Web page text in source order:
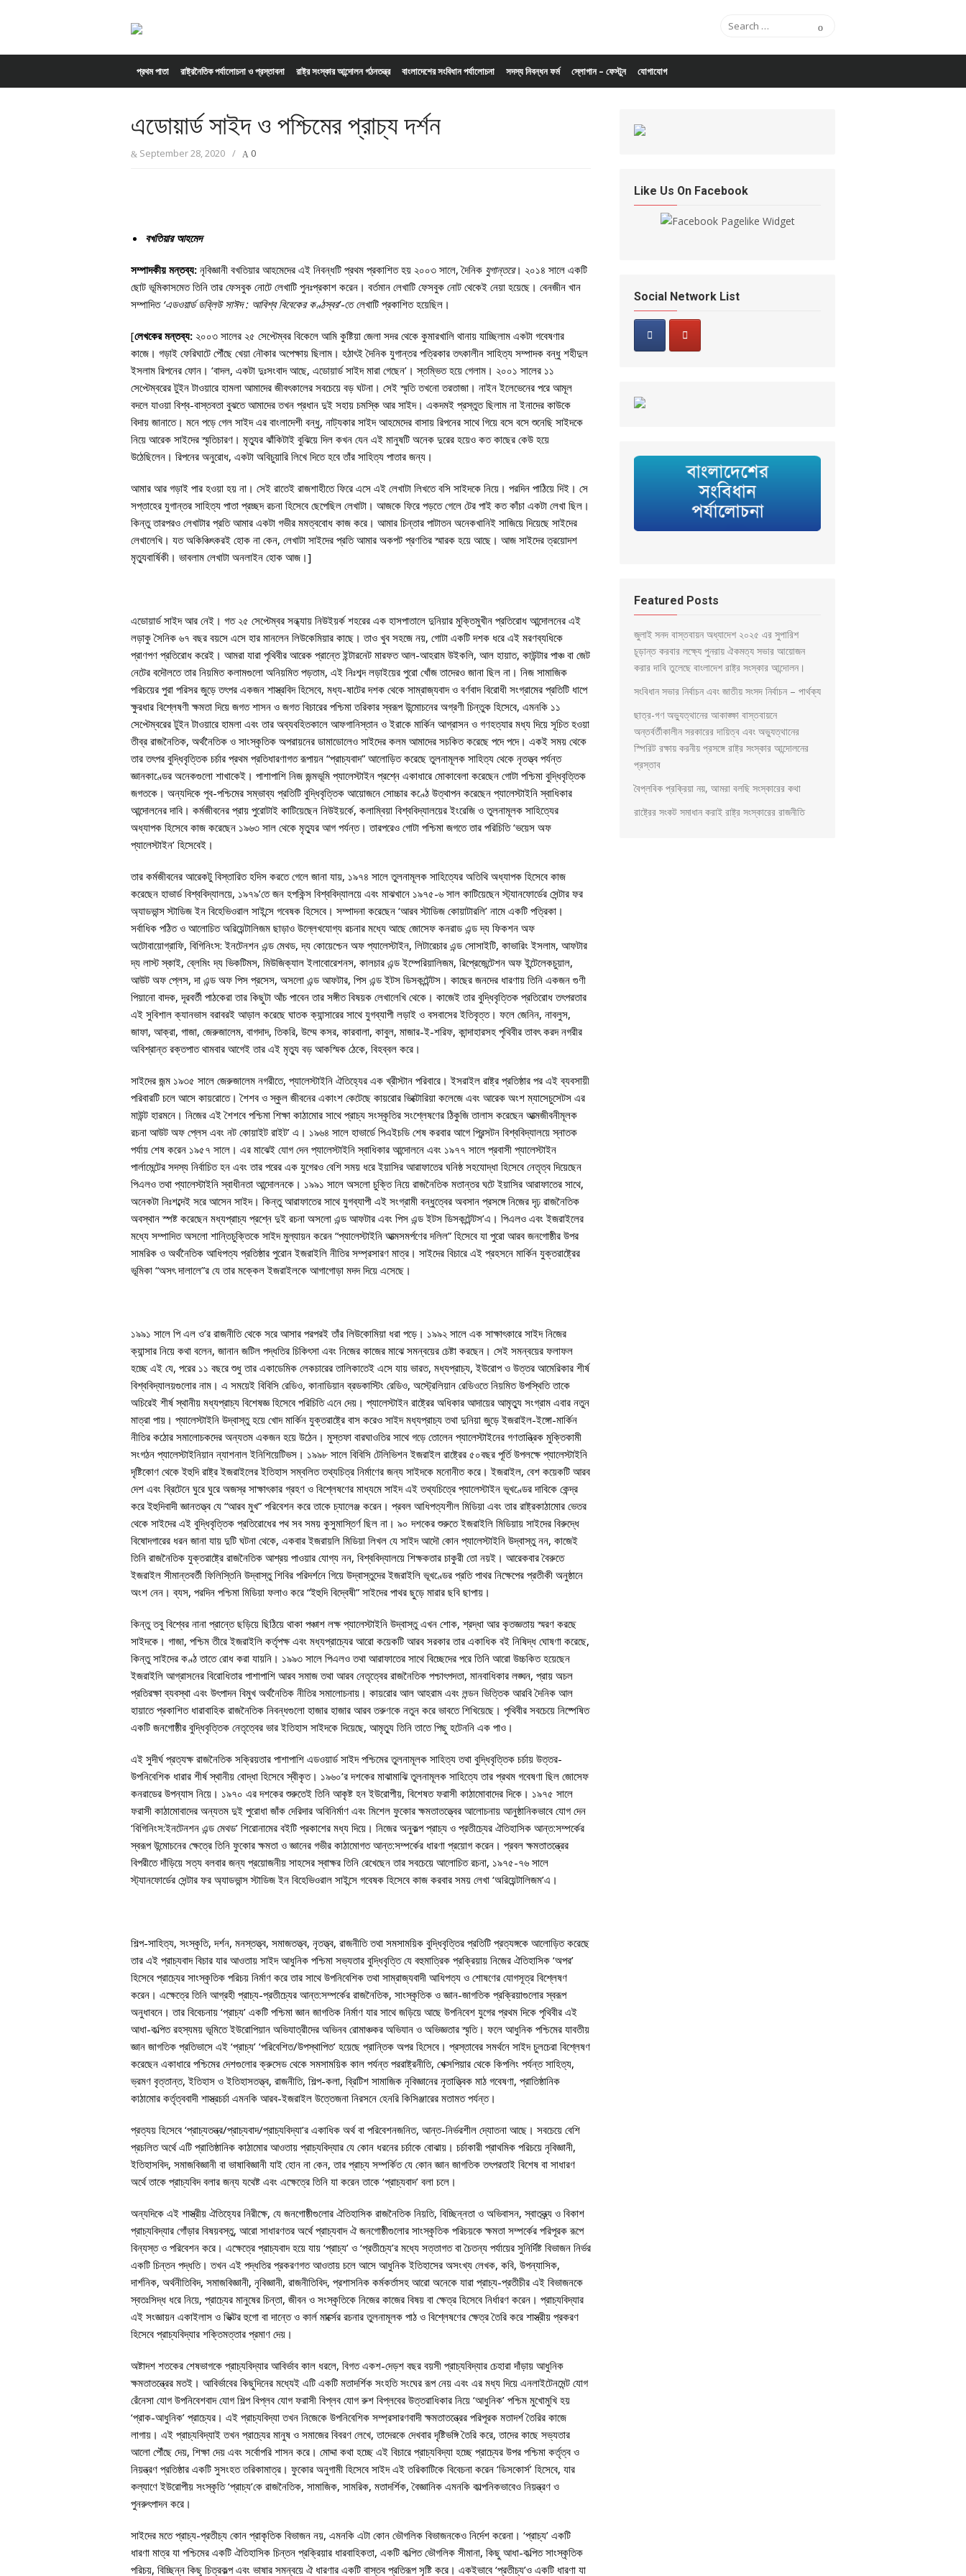
Search for:
প্রথম পাতা রাষ্ট্রনৈতিক পর্যালোচনা ও প্রস্তাবনা রাষ্ট্র সংস্কার আন্দোলন গঠনতন্ত্র বাংলাদেশের সংবিধান পর্যালোচনা সদস্য নিবন্ধন ফর্ম স্লোগান – ফেস্টুন যোগাযোগ
এডোয়ার্ড সাইদ ও পশ্চিমের প্রাচ্য দর্শন
September 28, 2020 / 0
বখতিয়ার আহমেদ
সম্পাদকীয় মন্তব্য: নৃবিজ্ঞানী বখতিয়ার আহমেদের এই নিবন্ধটি প্রথম প্রকাশিত হয় ২০০৩ সালে, দৈনিক যুগান্তরে। ২০১৪ সালে একটি
ছোট ভূমিকাসমেত তিনি তার ফেসবুক নোটে লেখাটি পুনঃপ্রকাশ করেন। বর্তমান লেখাটি ফেসবুক নোট থেকেই নেয়া হয়েছে। বেনজীন খান
সম্পাদিত ‘এডওয়ার্ড ডব্লিউ সাঈদ : আবিশ্ব বিবেকের কণ্ঠস্বর’-তে লেখাটি প্রকাশিত হয়েছিল।
[লেখকের মন্তব্য: ২০০৩ সালের ২৫ সেপ্টেম্বর বিকেলে আমি কুষ্টিয়া জেলা সদর থেকে কুমারখালি থানায় যাচ্ছিলাম একটা গবেষণার
কাজে। গড়াই ফেরিঘাটে পৌঁছে খেয়া নৌকার অপেক্ষায় ছিলাম। হঠাৎই দৈনিক যুগান্তর পত্রিকার তৎকালীন সাহিত্য সম্পাদক বন্ধু শহীদুল
ইসলাম রিপনের ফোন। ‘বাদল, একটা দুঃসংবাদ আছে, এডোয়ার্ড সাইদ মারা গেছেন’। স্তম্ভিত হয়ে গেলাম। ২০০১ সালের ১১
সেপ্টেম্বরের টুইন টাওয়ারে হামলা আমাদের জীবৎকালের সবচেয়ে বড় ঘটনা। সেই স্মৃতি তখনো তরতাজা। নাইন ইলেভেনের পরে আমূল
বদলে যাওয়া বিশ্ব-বাস্তবতা বুঝতে আমাদের তখন প্রধান দুই সহায় চমস্কি আর সাইদ। একদমই প্রস্তুত ছিলাম না ইনাদের কাউকে
বিদায় জানাতে। মনে পড়ে গেল সাইদ এর বাংলাদেশী বন্ধু, নাট্যকার সাইদ আহমেদের বাসায় রিপনের সাথে গিয়ে বসে বসে শুনেছি সাইদকে
নিয়ে আরেক সাইদের স্মৃতিচারণ। মৃত্যুর ঝাঁকিটাই বুঝিয়ে দিল কখন যেন এই মানুষটি অনেক দুরের হয়েও কত কাছের কেউ হয়ে
উঠেছিলেন। রিপনের অনুরোধ, একটা অবিচুয়ারি লিখে দিতে হবে তাঁর সাহিত্য পাতার জন্য।
আমার আর গড়াই পার হওয়া হয় না। সেই রাতেই রাজশাহীতে ফিরে এসে এই লেখাটা লিখতে বসি সাইদকে নিয়ে। পরদিন পাঠিয়ে দিই। সে
সপ্তাহের যুগান্তর সাহিত্য পাতা প্রচ্ছদ রচনা হিসেবে ছেপেছিল লেখাটা। আজকে ফিরে পড়তে গেলে টের পাই কত কাঁচা একটা লেখা ছিল।
কিন্তু তারপরও লেখাটার প্রতি আমার একটা গভীর মমত্ববোধ কাজ করে। আমার চিন্তার পাটাতন অনেকখানিই সাজিয়ে দিয়েছে সাইদের
লেখালেখি। যত অকিঞ্চিৎকরই হোক না কেন, লেখাটা সাইদের প্রতি আমার অকপট প্রণতির স্মারক হয়ে আছে। আজ সাইদের ত্রয়োদশ
মৃত্যুবার্ষিকী। ভাবলাম লেখাটা অনলাইন হোক আজ।]
এডোয়ার্ড সাইদ আর নেই। গত ২৫ সেপ্টেম্বর সন্ধ্যায় নিউইয়র্ক শহরের এক হাসপাতালে দুনিয়ার মুক্তিমুখীন প্রতিরোধ আন্দোলনের এই
লড়াকু সৈনিক ৬৭ বছর বয়সে এসে হার মানলেন লিউকেমিয়ার কাছে। তাও খুব সহজে নয়, গোটা একটি দশক ধরে এই মরণব্যধিকে
প্রাণপণ প্রতিরোধ করেই। আমরা যারা পৃথিবীর আরেক প্রান্তে ইন্টারনেট মারফত আল-আহরাম উইকলি, আল হায়াত, কাউন্টার পাঞ্চ বা জেট
নেটের বদৌলতে তার নিয়মিত কলামগুলো অনিয়মিত পড়তাম, এই নিঃশব্দ লড়াইয়ের পুরো খোঁজ তাদেরও জানা ছিল না। নিজ সামাজিক
পরিচয়ের পুরা পরিসর জুড়ে তৎপর একজন শাস্ত্রবিদ হিসেবে, মধ্য-ষাটের দশক থেকে সাম্রাজ্যবাদ ও বর্ণবাদ বিরোধী সংগ্রামের প্রতিটি ধাপে
ক্ষুরধার বিশ্লেষণী ক্ষমতা দিয়ে জগত শাসন ও জগত বিচারের পশ্চিমা তরিকার স্বরূপ উন্মোচনের অগ্রণী চিন্তুক হিসেবে, এমনকি ১১
সেপ্টেম্বরের টুইন টাওয়ারে হামলা এবং তার অব্যবহিতকালে আফগানিস্তান ও ইরাকে মার্কিন আগ্রাসন ও গণহত্যার মধ্য দিয়ে সূচিত হওয়া
তীব্র রাজনৈতিক, অর্থনৈতিক ও সাংস্কৃতিক অপরায়নের ডামাডোলেও সাইদের কলম আমাদের সচকিত করেছে পদে পদে। একই সময় থেকে
তার তৎপর বুদ্ধিবৃত্তিক চর্চার প্রথম প্রতিধারণাগত রূপায়ন “প্রাচ্যবাদ” আলোড়িত করেছে তুলনামূলক সাহিত্য থেকে নৃতত্ত্ব পর্যন্ত
জ্ঞানকাণ্ডের অনেকগুলো শাখাকেই। পাশাপাশি নিজ জন্মভূমি প্যালেস্টাইন প্রশ্নে একাধারে মোকাবেলা করেছেন গোটা পশ্চিমা বুদ্ধিবৃত্তিক
জগতকে। অন্যদিকে পূব-পশ্চিমের সম্ভাব্য প্রতিটি বুদ্ধিবৃত্তিক আয়োজনে সোচ্চার কণ্ঠে উত্থাপন করেছেন প্যালেস্টাইনি স্বাধিকার
আন্দোলনের দাবি। কর্মজীবনের প্রায় পুরোটাই কাটিয়েছেন নিউইয়র্কে, কলাম্বিয়া বিশ্ববিদ্যালয়ের ইংরেজি ও তুলনামূলক সাহিত্যের
অধ্যাপক হিসেবে কাজ করেছেন ১৯৬৩ সাল থেকে মৃত্যুর আগ পর্যন্ত। তারপরেও গোটা পশ্চিমা জগতে তার পরিচিতি ‘ভয়েস অফ
প্যালেস্টাইন’ হিসেবেই।
তার কর্মজীবনের আরেকটু বিস্তারিত হদিস করতে গেলে জানা যায়, ১৯৭৪ সালে তুলনামূলক সাহিত্যের অতিথি অধ্যাপক হিসেবে কাজ
করেছেন হাভার্ড বিশ্ববিদ্যালয়ে, ১৯৭৯’তে জন হপকিন্স বিশ্ববিদ্যালয়ে এবং মাঝখানে ১৯৭৫-৬ সাল কাটিয়েছেন স্ট্যানফোর্ডের সেন্টার ফর
অ্যাডভান্স স্টাডিজ ইন বিহেভিওরাল সাইন্সে গবেষক হিসেবে। সম্পাদনা করেছেন ‘আরব স্টাডিজ কোয়াটারলি’ নামে একটি পত্রিকা।
সর্বাধিক পঠিত ও আলোচিত অরিয়েন্টালিজম ছাড়াও উল্লেখযোগ্য রচনার মধ্যে আছে জোসেফ কনরাড এন্ড দ্য ফিকশন অফ
অটোবায়োগ্রাফি, বিগিনিংস: ইনটেনশন এন্ড মেথড, দ্য কোয়েশ্চেন অফ প্যালেস্টাইন, লিটারেচার এন্ড সোসাইটি, কাভারিং ইসলাম, আফটার
দ্য লাস্ট স্কাই, ব্লেমিং দ্য ভিকটিমস, মিউজিক্যাল ইলাবোরেশনস, কালচার এন্ড ইম্পেরিয়ালিজম, রিপ্রেজেন্টেশন অফ ইন্টেলেকচুয়াল,
আউট অফ প্লেস, দা এন্ড অফ পিস প্রসেস, অসলো এন্ড আফটার, পিস এন্ড ইটস ডিসকন্টেন্টস। কাছের জনদের ধারণায় তিনি একজন গুণী
পিয়ানো বাদক, দূরবর্তী পাঠকেরা তার কিছুটা আঁচ পাবেন তার সঙ্গীত বিষয়ক লেখালেখি থেকে। কাজেই তার বুদ্ধিবৃত্তিক প্রতিরোধ তৎপরতার
এই সুবিশাল ক্যানভাস বরাবরই আড়াল করেছে ঘাতক ক্যান্সারের সাথে যুগব্যাপী লড়াই ও বসবাসের ইতিবৃত্ত। ফলে জেনিন, নাবলুস,
জাফা, আক্রা, গাজা, জেরুজালেম, বাগদাদ, তিকরি, উম্মে কসর, কারবালা, কাবুল, মাজার-ই-শরিফ, কান্দাহারসহ পৃথিবীর তাবৎ করদ নগরীর
অবিশ্রান্ত রক্তপাত থামবার আগেই তার এই মৃত্যু বড় আকস্মিক ঠেকে, বিহব্বল করে।
সাইদের জন্ম ১৯৩৫ সালে জেরুজালেম নগরীতে, প্যালেস্টাইনি ঐতিহ্যের এক খ্রীস্টান পরিবারে। ইসরাইল রাষ্ট্র প্রতিষ্ঠার পর এই ব্যবসায়ী
পরিবারটি চলে আসে কায়রোতে। শৈশব ও স্কুল জীবনের একাংশ কেটেছে কায়রোর ভিক্টোরিয়া কলেজে এবং আরেক অংশ ম্যাসেচুসেটস এর
মাউন্ট হারমনে। নিজের এই শৈশবে পশ্চিমা শিক্ষা কাঠামোর সাথে প্রাচ্য সংস্কৃতির সংশ্লেষণের ঠিকুজি তালাস করেছেন আত্মজীবনীমূলক
রচনা আউট অফ প্লেস এবং নট কোয়াইট রাইট’ এ। ১৯৬৪ সালে হাভার্ডে পিএইচডি শেষ করবার আগে প্রিন্সটন বিশ্ববিদ্যালয়ে স্নাতক
পর্যায় শেষ করেন ১৯৫৭ সালে। এর মাঝেই যোগ দেন প্যালেস্টাইনি স্বাধিকার আন্দোলনে এবং ১৯৭৭ সালে প্রবাসী প্যালেস্টাইন
পার্লামেন্টের সদস্য নির্বাচিত হন এবং তার পরের এক যুগেরও বেশি সময় ধরে ইয়াসির আরাফাতের ঘনিষ্ঠ সহযোদ্ধা হিসেবে নেতৃত্ব দিয়েছেন
পিএলও তথা প্যালেস্টাইনি স্বাধীনতা আন্দোলনকে। ১৯৯১ সালে অসলো চুক্তি নিয়ে রাজনৈতিক মতান্তর ঘটে ইয়াসির আরাফাতের সাথে,
অনেকটা নিঃশব্দেই সরে আসেন সাইদ। কিন্তু আরাফাতের সাথে যুগব্যাপী এই সংগ্রামী বন্ধুত্বের অবসান প্রসঙ্গে নিজের দৃঢ় রাজনৈতিক
অবস্থান স্পষ্ট করেছেন মধ্যপ্রাচ্য প্রশ্নে দুই রচনা অসলো এন্ড আফটার এবং পিস এন্ড ইটস ডিসকন্টেন্টস’এ। পিএলও এবং ইজরাইলের
মধ্যে সম্পাদিত অসলো শান্তিচুক্তিকে সাইদ মুল্যায়ন করেন “প্যালেস্টাইনি আত্মসমর্পণের দলিল” হিসেবে যা পুরো আরব জনগোষ্ঠীর উপর
সামরিক ও অর্থনৈতিক আধিপত্য প্রতিষ্ঠার পুরোন ইজরাইলি নীতির সম্প্রসারণ মাত্র। সাইদের বিচারে এই প্রহসনে মার্কিন যুক্তরাষ্ট্রের
ভূমিকা “অসৎ দালালে”র যে তার মক্কেল ইজরাইলকে আগাগোড়া মদদ দিয়ে এসেছে।
১৯৯১ সালে পি এল ও’র রাজনীতি থেকে সরে আসার পরপরই তাঁর লিউকোমিয়া ধরা পড়ে। ১৯৯২ সালে এক সাক্ষাৎকারে সাইদ নিজের
ক্যান্সার নিয়ে কথা বলেন, জানান জটিল পদ্ধতির চিকিৎসা এবং নিজের কাজের মাঝে সমন্বয়ের চেষ্টা করছেন। সেই সমন্বয়ের ফলাফল
হচ্ছে এই যে, পরের ১১ বছরে শুধু তার একাডেমিক লেকচারের তালিকাতেই এসে যায় ভারত, মধ্যপ্রাচ্য, ইউরোপ ও উত্তর আমেরিকার শীর্ষ
বিশ্ববিদ্যালয়গুলোর নাম। এ সময়েই বিবিসি রেডিও, কানাডিয়ান ব্রডকাস্টিং রেডিও, অস্ট্রেলিয়ান রেডিওতে নিয়মিত উপস্থিতি তাকে
অচিরেই শীর্ষ স্থানীয় মধ্যপ্রাচ্য বিশেষজ্ঞ হিসেবে পরিচিতি এনে দেয়। প্যালেস্টাইন রাষ্ট্রের অধিকার আদায়ের আমৃত্যু সংগ্রাম এবার নতুন
মাত্রা পায়। প্যালেস্টাইনি উদ্বাস্তু হয়ে খোদ মার্কিন যুক্তরাষ্ট্রে বাস করেও সাইদ মধ্যপ্রাচ্য তথা দুনিয়া জুড়ে ইজরাইল-ইঙ্গো-মার্কিন
নীতির কঠোর সমালোচকদের অন্যতম একজন হয়ে উঠেন। মুস্তফা বারঘাওতির সাথে গড়ে তোলেন প্যালেস্টাইনের গণতান্ত্রিক মুক্তিকামী
সংগঠন প্যালেস্টাইনিয়ান ন্যাশনাল ইনিশিয়েটিভস। ১৯৯৮ সালে বিবিসি টেলিভিশন ইজরাইল রাষ্ট্রের ৫০বছর পূর্তি উপলক্ষে প্যালেস্টাইনি
দৃষ্টিকোণ থেকে ইহুদি রাষ্ট্র ইজরাইলের ইতিহাস সম্বলিত তথ্যচিত্র নির্মাণের জন্য সাইদকে মনোনীত করে। ইজরাইল, বেশ কয়েকটি আরব
দেশ এবং ব্রিটেনে ঘুরে ঘুরে অজস্র সাক্ষাৎকার গ্রহণ ও বিশ্লেষণের মাধ্যমে সাইদ এই তথ্যচিত্রে প্যালেস্টাইন ভূখণ্ডের দাবিকে কেন্দ্র
করে ইহুদিবাদী জ্ঞানতত্ত্ব যে “আরব মুখ” পরিবেশন করে তাকে চ্যালেঞ্জ করেন। প্রবল আধিপত্যশীল মিডিয়া এবং তার রাষ্ট্রকাঠামোর ভেতর
থেকে সাইদের এই বুদ্ধিবৃত্তিক প্রতিরোধের পথ সব সময় কুসুমাস্তির্ণ ছিল না। ৯০ দশকের শুরুতে ইজরাইলি মিডিয়ায় সাইদের বিরুদ্ধে
বিষোদগারের ধরন জানা যায় দুটি ঘটনা থেকে, একবার ইজরায়লি মিডিয়া লিখল যে সাইদ আদৌ কোন প্যালেস্টাইনি উদ্বাস্তু নন, কাজেই
তিনি রাজনৈতিক যুক্তরাষ্ট্রে রাজনৈতিক আশ্রয় পাওয়ার যোগ্য নন, বিশ্ববিদ্যালয়ে শিক্ষকতার চাকুরী তো নয়ই। আরেকবার বৈরুতে
ইজরাইল সীমান্তবর্তী ফিলিস্তিনি উদ্বাস্তু শিবির পরিদর্শনে গিয়ে উদ্বাস্তুদের ইজরাইলি ভূখণ্ডের প্রতি পাথর নিক্ষেপের প্রতীকী অনুষ্ঠানে
অংশ নেন। ব্যস, পরদিন পশ্চিমা মিডিয়া ফলাও করে “ইহুদি বিদ্বেষী” সাইদের পাথর ছুড়ে মারার ছবি ছাপায়।
কিন্তু তবু বিশ্বের নানা প্রান্তে ছড়িয়ে ছিঠিয়ে থাকা পঞ্চাশ লক্ষ প্যালেস্টাইনি উদ্বাস্তু এখন শোক, শ্রদ্ধা আর কৃতজ্ঞতায় স্মরণ করছে
সাইদকে। গাজা, পশ্চিম তীরে ইজরাইলি কর্তৃপক্ষ এবং মধ্যপ্রাচ্যের আরো কয়েকটি আরব সরকার তার একাধিক বই নিষিদ্ধ ঘোষণা করেছে,
কিন্তু সাইদের কণ্ঠ তাতে রোধ করা যায়নি। ১৯৯৩ সালে পিএলও তথা আরাফাতের সাথে বিচ্ছেদের পরে তিনি আরো উচ্চকিত হয়েছেন
ইজরাইলি আগ্রাসনের বিরোধিতার পাশাপাশি আরব সমাজ তথা আরব নেতৃত্বের রাজনৈতিক পশ্চাৎপদতা, মানবাধিকার লঙ্ঘন, প্রায় অচল
প্রতিরক্ষা ব্যবস্থা এবং উৎপাদন বিমুখ অর্থনৈতিক নীতির সমালোচনায়। কায়রোর আল আহরাম এবং লন্ডন ভিত্তিক আরবি দৈনিক আল
হায়াতে প্রকাশিত ধারাবাহিক রাজনৈতিক নিবন্ধগুলো হাজার হাজার আরব তরুণকে নতুন করে ভাবতে শিখিয়েছে। পৃথিবীর সবচেয়ে নিষ্পেষিত
একটি জনগোষ্ঠীর বুদ্ধিবৃত্তিক নেতৃত্বের ভার ইতিহাস সাইদকে দিয়েছে, আমৃত্যু তিনি তাতে পিছু হটেননি এক পাও।
এই সুদীর্ঘ প্রত্যক্ষ রাজনৈতিক সক্রিয়তার পাশাপাশি এডওয়ার্ড সাইদ পশ্চিমের তুলনামূলক সাহিত্য তথা বুদ্ধিবৃত্তিক চর্চায় উত্তর-
উপনিবেশিক ধারার শীর্ষ স্থানীয় বোদ্ধা হিসেবে স্বীকৃত। ১৯৬০’র দশকের মাঝামাঝি তুলনামূলক সাহিত্যে তার প্রথম গবেষণা ছিল জোসেফ
কনরাডের উপন্যাস নিয়ে। ১৯৭০ এর দশকের শুরুতেই তিনি আকৃষ্ট হন ইউরোপীয়, বিশেষত ফরাসী কাঠামোবাদের দিকে। ১৯৭৫ সালে
ফরাসী কাঠামোবাদের অন্যতম দুই পুরোধা জাঁক দেরিদার অবিনির্মাণ এবং মিশেল ফুকোর ক্ষমতাতত্ত্বের আলোচনায় আনুষ্ঠানিকভাবে যোগ দেন
‘বিগিনিংস:ইনটেনশন এন্ড মেথড’ শিরোনামের বইটি প্রকাশের মধ্য দিয়ে। নিজের অনুকল্প প্রাচ্য ও প্রতীচ্যের ঐতিহাসিক আন্ত:সম্পর্কের
স্বরূপ উন্মোচনের ক্ষেত্রে তিনি ফুকোর ক্ষমতা ও জ্ঞানের গভীর কাঠামোগত আন্ত:সম্পর্কের ধারণা প্রয়োগ করেন। প্রবল ক্ষমতাতন্ত্রের
বিপরীতে দাঁড়িয়ে সত্য বলবার জন্য প্রয়োজনীয় সাহসের স্বাক্ষর তিনি রেখেছেন তার সবচেয়ে আলোচিত রচনা, ১৯৭৫-৭৬ সালে
স্ট্যানফোর্ডের সেন্টার ফর অ্যাডভান্স স্টাডিজ ইন বিহেভিওরাল সাইন্সে গবেষক হিসেবে কাজ করবার সময় লেখা ‘অরিয়েন্টালিজম’এ।
শিল্প-সাহিত্য, সংস্কৃতি, দর্শন, মনস্তত্ত্ব, সমাজতত্ত্ব, নৃতত্ত্ব, রাজনীতি তথা সমসাময়িক বুদ্ধিবৃত্তির প্রতিটি প্রত্যঙ্গকে আলোড়িত করেছে
তার এই প্রাচ্যবাদ বিচার যার আওতায় সাইদ আধুনিক পশ্চিমা সভ্যতার বুদ্ধিবৃত্তি যে বহুমাত্রিক প্রক্রিয়ায় নিজের ঐতিহাসিক ‘অপর’
হিসেবে প্রাচ্যের সাংস্কৃতিক পরিচয় নির্মাণ করে তার সাথে উপনিবেশিক তথা সাম্রাজ্যবাদী আধিপত্য ও শোষণের যোগসূত্র বিশ্লেষণ
করেন। এক্ষেত্রে তিনি আগ্রহী প্রাচ্য-প্রতীচ্যের আন্ত:সম্পর্কের রাজনৈতিক, সাংস্কৃতিক ও জ্ঞান-জাগতিক প্রক্রিয়াগুলোর স্বরূপ
অনুধাবনে। তার বিবেচনায় ‘প্রাচ্য’ একটি পশ্চিমা জ্ঞান জাগতিক নির্মাণ যার সাথে জড়িয়ে আছে উপনিবেশ যুগের প্রথম দিকে পৃথিবীর এই
আধা-কল্পিত রহস্যময় ভূমিতে ইউরোপিয়ান অভিযাত্রীদের অভিনব রোমাঞ্চকর অভিযান ও অভিজ্ঞতার স্মৃতি। ফলে আধুনিক পশ্চিমের যাবতীয়
জ্ঞান জাগতিক প্রতিভাসে এই ‘প্রাচ্য’ ‘পরিবেশিত/উপস্থাপিত’ হয়েছে প্রান্তিক অপর হিসেবে। প্রস্তাবের সমর্থনে সাইদ চুলচেরা বিশ্লেষণ
করেছেন একাধারে পশ্চিমের দেশগুলোর ক্রুসেড থেকে সমসাময়িক কাল পর্যন্ত পররাষ্ট্রনীতি, শেক্সপিয়ার থেকে কিপলিং পর্যন্ত সাহিত্য,
ভ্রমণ বৃত্তান্ত, ইতিহাস ও ইতিহাসতত্ত্ব, রাজনীতি, শিল্প-কলা, ব্রিটিশ সামাজিক নৃবিজ্ঞানের নৃতাত্ত্বিক মাঠ গবেষণা, প্রাতিষ্ঠানিক
কাঠামোর কর্তৃত্ববাদী শাস্ত্রচর্চা এমনকি আরব-ইজরাইল উত্তেজনা নিরসনে হেনরি কিসিঞ্জারের মতামত পর্যন্ত।
প্রত্যয় হিসেবে ‘প্রাচ্যতন্ত্র/প্রাচ্যবাদ/প্রাচ্যবিদ্যা’র একাধিক অর্থ বা পরিবেশনজনিত, আন্ত-নির্ভরশীল দ্যোতনা আছে। সবচেয়ে বেশি
প্রচলিত অর্থে এটি প্রাতিষ্ঠানিক কাঠামোর আওতায় প্রাচ্যবিদ্যার যে কোন ধরনের চর্চাকে বোঝায়। চর্চাকারী প্রাথমিক পরিচয়ে নৃবিজ্ঞানী,
ইতিহাসবিদ, সমাজবিজ্ঞানী বা ভাষাবিজ্ঞানী যাই হোন না কেন, তার প্রাচ্য সম্পর্কিত যে কোন জ্ঞান জাগতিক তৎপরতাই বিশেষ বা সাধারণ
অর্থে তাকে প্রাচ্যবিদ বলার জন্য যথেষ্ট এবং এক্ষেত্রে তিনি যা করেন তাকে ‘প্রাচ্যবাদ’ বলা চলে।
অন্যদিকে এই শাস্ত্রীয় ঐতিহ্যের নিরীক্ষে, যে জনগোষ্ঠীগুলোর ঐতিহাসিক রাজনৈতিক নিয়তি, বিচ্ছিন্নতা ও অভিবাসন, স্বাতন্ত্র্য ও বিকাশ
প্রাচ্যবিদ্যার গোঁড়ার বিষয়বস্তু, আরো সাধারণতর অর্থে প্রাচ্যবাদ ঐ জনগোষ্ঠীগুলোর সাংস্কৃতিক পরিচয়কে ক্ষমতা সম্পর্কের পরিপূরক রূপে
বিন্যস্ত ও পরিবেশন করে। এক্ষেত্রে প্রাচ্যবাদ হয়ে যায় ‘প্রাচ্য’ ও ‘প্রতীচ্যে’র মধ্যে সত্তাগত বা চৈতন্য পর্যায়ের সুনির্দিষ্ট বিভাজন নির্ভর
একটি চিন্তন পদ্ধতি। তখন এই পদ্ধতির প্রকরণগত আওতায় চলে আসে আধুনিক ইতিহাসের অসংখ্য লেখক, কবি, উপন্যাসিক,
দার্শনিক, অর্থনীতিবিদ, সমাজবিজ্ঞানী, নৃবিজ্ঞানী, রাজনীতিবিদ, প্রশাসনিক কর্মকর্তাসহ আরো অনেকে যারা প্রাচ্য-প্রতীচীর এই বিভাজনকে
স্বতঃসিদ্ধ ধরে নিয়ে, প্রাচ্যের মানুষের চিন্তা, জীবন ও সংস্কৃতিকে নিজের কাজের বিষয় বা ক্ষেত্র হিসেবে নির্ধারণ করেন। প্রাচ্যবিদ্যার
এই সংজ্ঞায়ন একাইলাস ও ভিক্টর হুগো বা দান্তে ও কার্ল মার্ক্সের রচনার তুলনামূলক পাঠ ও বিশ্লেষণের ক্ষেত্র তৈরি করে শাস্ত্রীয় প্রকরণ
হিসেবে প্রাচ্যবিদ্যার শক্তিমত্তার প্রমাণ দেয়।
অষ্টাদশ শতকের শেষভাগকে প্রাচ্যবিদ্যার আবির্ভাব কাল ধরলে, বিগত একশ-দেড়শ বছর বয়সী প্রাচ্যবিদ্যার চেহারা দাঁড়ায় আধুনিক
ক্ষমতাতন্ত্রের মতই। আবির্ভাবের কিছুদিনের মধ্যেই এটি একটি মতাদর্শিক সংহতি সংঘের রূপ নেয় এবং এর মধ্য দিয়ে এনলাইটেনমেন্ট যোগ
রেঁনেসা যোগ উপনিবেশবাদ যোগ শিল্প বিপ্লব যোগ ফরাসী বিপ্লব যোগ রুশ বিপ্লবের উত্তরাধিকার নিয়ে ‘আধুনিক’ পশ্চিম মুখোমুখি হয়
‘প্রাক-আধুনিক’ প্রাচ্যের। এই প্রাচ্যবিদ্যা তখন নিজেকে উপনিবেশিক সম্প্রসারণবাদী ক্ষমতাতন্ত্রের পরিপূরক মতাদর্শ তৈরির কাজে
লাগায়। এই প্রাচ্যবিদ্যাই তখন প্রাচ্যের মানুষ ও সমাজের বিবরণ লেখে, তাদেরকে দেখবার দৃষ্টিভঙ্গি তৈরি করে, তাদের কাছে সভ্যতার
আলো পৌঁছে দেয়, শিক্ষা দেয় এবং সর্বোপরি শাসন করে। মোদ্দা কথা হচ্ছে এই বিচারে প্রাচ্যবিদ্যা হচ্ছে প্রাচ্যের উপর পশ্চিমা কর্তৃত্ব ও
নিয়ন্ত্রণ প্রতিষ্ঠার একটি সুসংহত তরিকামাত্র। ফুকোর অনুগামী হিসেবে সাইদ এই তরিকাটিকে বিবেচনা করেন ‘ডিসকোর্স’ হিসেবে, যার
কল্যাণে ইউরোপীয় সংস্কৃতি ‘প্রাচ্য’কে রাজনৈতিক, সামাজিক, সামরিক, মতাদর্শিক, বৈজ্ঞানিক এমনকি কাল্পনিকভাবেও নিয়ন্ত্রণ ও
পুনরুৎপাদন করে।
সাইদের মতে প্রাচ্য-প্রতীচ্য কোন প্রাকৃতিক বিভাজন নয়, এমনকি এটা কোন ভৌগলিক বিভাজনকেও নির্দেশ করেনা। ‘প্রাচ্য’ একটি
ধারণা মাত্র যা পশ্চিমের একটি ঐতিহাসিক চিন্তন প্রক্রিয়ার ধারবাহিকতা, একটি কল্পিত ভৌগলিক সীমানা, কিছু আধা-কল্পিত সাংস্কৃতিক
পরিচয়, বিচ্ছিন্ন কিছু চিত্রকল্প এবং ভাষার সমন্বয়ে ঐ ধারণার একটি বাস্তব প্রতিরূপ সৃষ্টি করে। একইভাবে ‘প্রতীচ্য’ও একটি ধারণা যা
Like Us On Facebook
Social Network List
Featured Posts
জুলাই সনদ বাস্তবায়ন অধ্যাদেশ ২০২৫ এর সুপারিশ
চূড়ান্ত করবার লক্ষ্যে পুনরায় ঐকমত্য সভার আয়োজন
করার দাবি তুলেছে বাংলাদেশ রাষ্ট্র সংস্কার আন্দোলন।
সংবিধান সভার নির্বাচন এবং জাতীয় সংসদ নির্বাচন – পার্থক্য
ছাত্র-গণ অভ্যুত্থানের আকাঙ্ক্ষা বাস্তবায়নে
অন্তর্বর্তীকালীন সরকারের দায়িত্ব এবং অভ্যুত্থানের
স্পিরিট রক্ষায় করনীয় প্রসঙ্গে রাষ্ট্র সংস্কার আন্দোলনের
প্রস্তাব
বৈপ্লবিক প্রক্রিয়া নয়, আমরা বলছি সংস্কারের কথা
রাষ্ট্রের সংকট সমাধান করাই রাষ্ট্র সংস্কারের রাজনীতি